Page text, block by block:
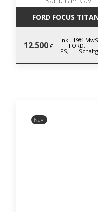
FORD FOCUS
12.500 €
inkl. 19%
FORD,
PS,
Navi